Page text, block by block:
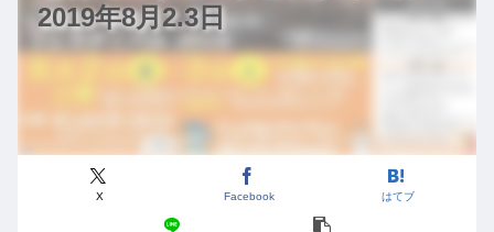
2019年8月2.3日
X Facebook はてブ